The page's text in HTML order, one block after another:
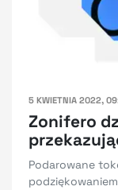
5 KWIETNIA 2022,
Zonifero
Podarowane